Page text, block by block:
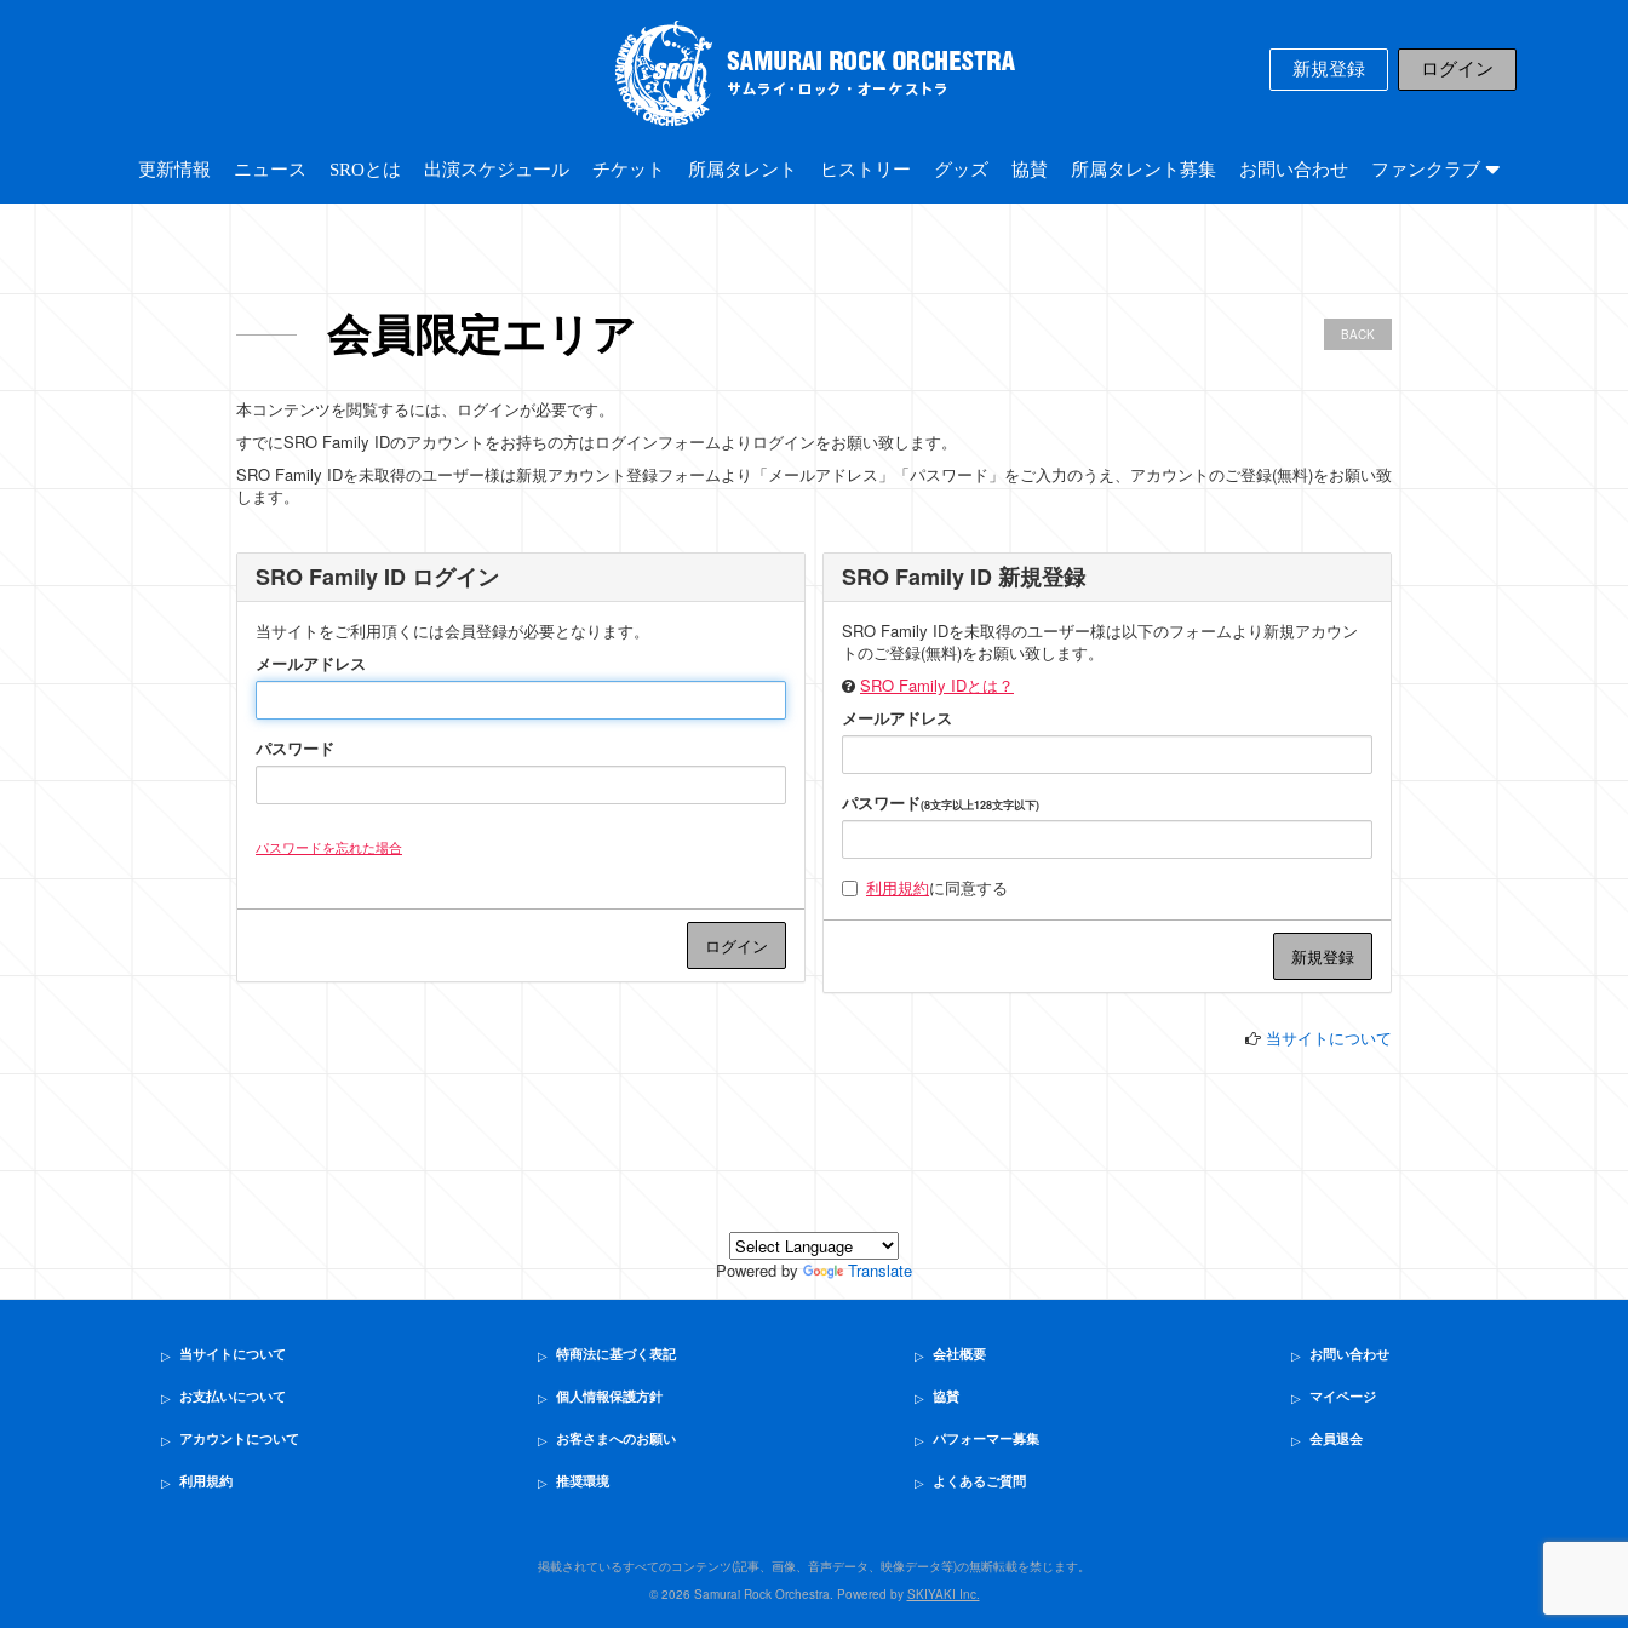
新規登録 ログイン
更新情報 ニュース SROとは 出演スケジュール チケット 所属タレント ヒストリー グッズ 協賛 所属タレント募集 お問い合わせ ファンクラブ
会員限定エリア BACK
本コンテンツを閲覧するには、ログインが必要です。
すでにSRO Family IDのアカウントをお持ちの方はログインフォームよりログインをお願い致します。
SRO Family IDを未取得のユーザー様は新規アカウント登録フォームより「メールアドレス」「パスワード」をご入力のうえ、アカウントのご登録(無料)をお願い致
します。
SRO Family ID ログイン
当サイトをご利用頂くには会員登録が必要となります。
メールアドレス
パスワード
パスワードを忘れた場合
SRO Family ID 新規登録
SRO Family IDを未取得のユーザー様は以下のフォームより新規アカウン
トのご登録(無料)をお願い致します。
SRO Family IDとは？
メールアドレス
パスワード(8文字以上128文字以下)
利用規約に同意する
当サイトについて
Powered by Translate
当サイトについて
お支払いについて
アカウントについて
利用規約
特商法に基づく表記
個人情報保護方針
お客さまへのお願い
推奨環境
会社概要
協賛
パフォーマー募集
よくあるご質問
お問い合わせ
マイページ
会員退会
掲載されているすべてのコンテンツ(記事、画像、 音声データ、映像データ等)の無断転載を禁じます。
© 2026 Samurai Rock Orchestra. Powered by SKIYAKI Inc.